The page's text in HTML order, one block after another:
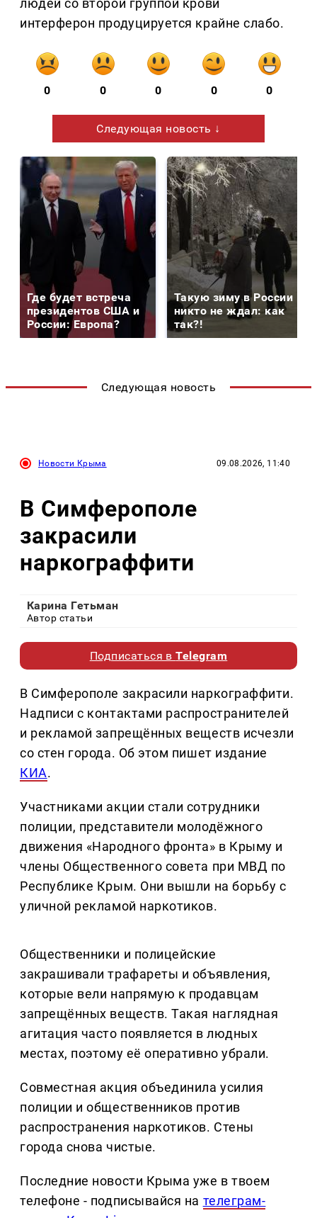
людей со второй группой крови
интерферон продуцируется крайне слабо.
0 0 0 0 0
Следующая новость ↓
Где будет встреча
президентов США и
России: Европа?
Такую зиму в России
никто не ждал: как
так?!
Следующая новость
Новости Крыма 09.08.2026, 11:40
В Симферополе
закрасили
наркограффити
Карина Гетьман
Автор статьи
Подписаться вTelegram
В Симферополе закрасили наркограффити.
Надписи с контактами распространителей
и рекламой запрещённых веществ исчезли
со стен города. Об этом пишет издание
КИА.
Участниками акции стали сотрудники
полиции, представители молодёжного
движения «Народного фронта» в Крыму и
члены Общественного совета при МВД по
Республике Крым. Они вышли на борьбу с
уличной рекламой наркотиков.
Общественники и полицейские
закрашивали трафареты и объявления,
которые вели напрямую к продавцам
запрещённых веществ. Такая наглядная
агитация часто появляется в людных
местах, поэтому её оперативно убрали.
Совместная акция объединила усилия
полиции и общественников против
распространения наркотиков. Стены
города снова чистые.
Последние новости Крыма уже в твоем
телефоне - подписывайся на телеграм-